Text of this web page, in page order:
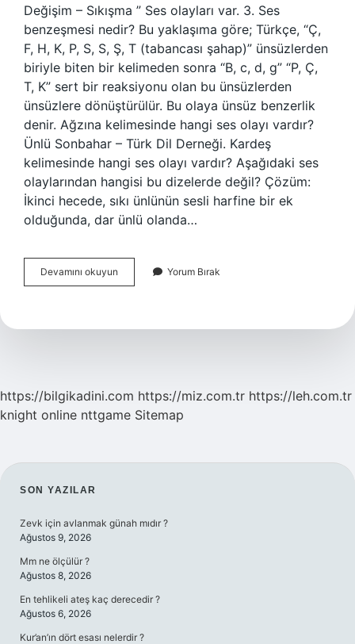
Değişim – Sıkışma ” Ses olayları var. 3. Ses
benzeşmesi nedir? Bu yaklaşıma göre; Türkçe, “Ç,
F, H, K, P, S, S, Ş, T (tabancası şahap)” ünsüzlerden
biriyle biten bir kelimeden sonra “B, c, d, g” “P, Ç,
T, K” sert bir reaksiyonu olan bu ünsüzlerden
ünsüzlere dönüştürülür. Bu olaya ünsüz benzerlik
denir. Ağzına kelimesinde hangi ses olayı vardır?
Ünlü Sonbahar – Türk Dil Derneği. Kardeş
kelimesinde hangi ses olayı vardır? Aşağıdaki ses
olaylarından hangisi bu dizelerde değil? Çözüm:
İkinci hecede, sıkı ünlünün sesli harfine bir ek
olduğunda, dar ünlü olanda…
Devamını okuyun
Kelimesinde
Olayı
Yorum Bırak
https://bilgikadini.com https://miz.com.tr https://leh.com.tr
knight online nttgame Sitemap
SIDEBAR
SON YAZILAR
Zevk için avlanmak günah mıdır ?
Ağustos 9, 2026
Mm ne ölçülür ?
Ağustos 8, 2026
En tehlikeli ateş kaç derecedir ?
Ağustos 6, 2026
Kur’an’ın dört esası nelerdir ?